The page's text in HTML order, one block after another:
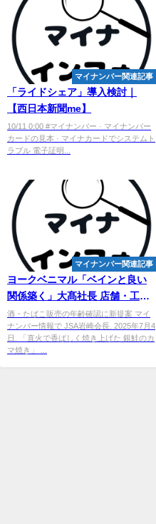
マイナンバー関連記事
「ライドシェア」導入検討｜
【西日本新聞me】
10/11 0:00 #マイナンバー · マイナンバー
カードの見本 · マイナカードでシステムト
ラブル 電子証明...
マイナンバー関連記事
ヨークベニマル「ベインと良い
関係築く」大髙社長 店舗・工場
の視察始まる - 食品新聞
酒・たばこ販売の年齢確認に新提案 マイ
ナンバー情報で JSA岩崎会長. 2025年7月4
日. 「直火で香ばしく焼き上げた 銀鮭のカ
マ焼き」 ...